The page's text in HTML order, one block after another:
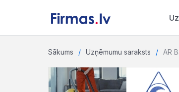
Sākums Uzņēmumu saraksts AR